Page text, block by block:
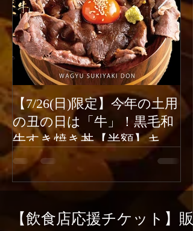
【7/26(日)限定】今年の土用
の丑の日は「牛」！黒毛和
牛すき焼き丼【半額】キャ
ンペーン開催！
今年の「土用の丑の日」はうなぎではなく
「牛」でスタミナ満点！新宿火消し餃子で
は、2026年7月26日（日）の1日限定で、当
う）すき焼き丼」の驚愕の半額キャンペーン
を開催いたします。九州の大自然で育った最
店
日
ま
【飲食店応援チケット】販